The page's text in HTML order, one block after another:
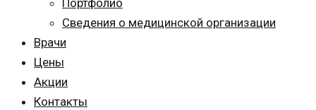
Портфолио
Сведения о медицинской организации
Врачи
Цены
Акции
Контакты